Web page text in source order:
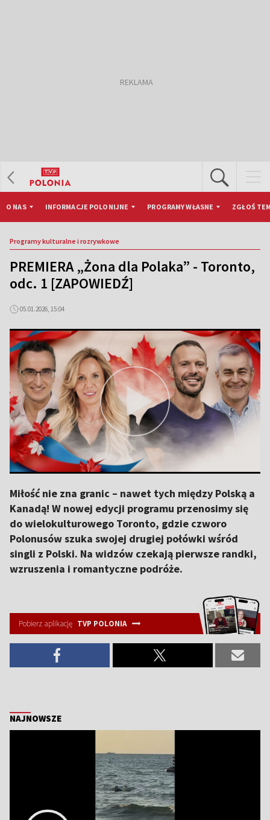
O NAS INFORMACJE POLONIJNE PROGRAMY WŁASNE ZGŁOŚ
Programy kulturalne i rozrywkowe
PREMIERA „Żona dla Polaka” - Toronto,
odc. 1 [ZAPOWIEDŹ]
05.01.2026, 15:04
Miłość nie zna granic – nawet tych między Polską a
Kanadą! W nowej edycji programu przenosimy się
do wielokulturowego Toronto, gdzie czworo
Polonusów szuka swojej drugiej połówki wśród
singli z Polski. Na widzów czekają pierwsze randki,
wzruszenia i romantyczne podróże.
Pobierz aplikację TVP POLONIA
NAJNOWSZE